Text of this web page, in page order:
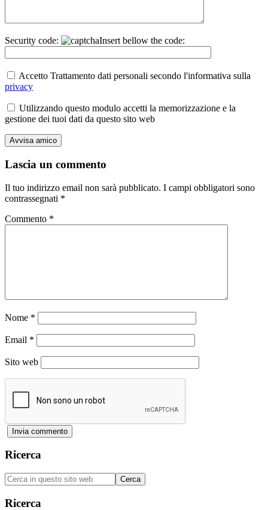
Security code: Insert bellow the code:
Accetto Trattamento dati personali secondo l'informativa sulla
privacy
Utilizzando questo modulo accetti la memorizzazione e la
gestione dei tuoi dati da questo sito web
Lascia un commento
Il tuo indirizzo email non sarà pubblicato. I campi obbligatori sono
contrassegnati *
Commento *
Nome *
Email *
Sito web
Barra
laterale
primaria
Ricerca
Cerca
in
questo
Ricerca